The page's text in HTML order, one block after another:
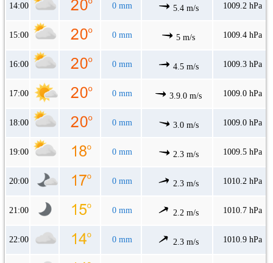
14:00 0 mm 5.4 m/s 1009.2 hPa
15:00 0 mm 5 m/s 1009.4 hPa
16:00 0 mm 4.5 m/s 1009.3 hPa
17:00 0 mm 3.9.0 m/s 1009.0 hPa
18:00 0 mm 3.0 m/s 1009.0 hPa
19:00 0 mm 2.3 m/s 1009.5 hPa
20:00 0 mm 2.3 m/s 1010.2 hPa
21:00 0 mm 2.2 m/s 1010.7 hPa
22:00 0 mm 2.3 m/s 1010.9 hPa